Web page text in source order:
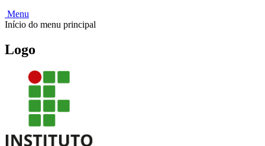
Menu
Início do menu principal
Logo